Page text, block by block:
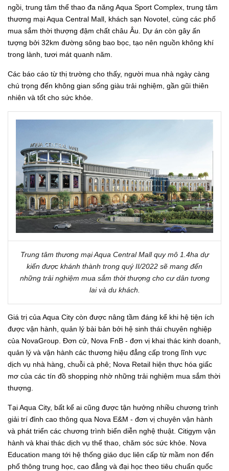
ngồi, trung tâm thể thao đa năng Aqua Sport Complex, trung tâm
thương mại Aqua Central Mall, khách sạn Novotel, cùng các phố
mua sắm thời thượng đậm chất châu Âu. Dự án còn gây ấn
tượng bởi 32km đường sông bao bọc, tạo nên nguồn không khí
trong lành, tươi mát quanh năm.
Các báo cáo từ thị trường cho thấy, người mua nhà ngày càng
chú trọng đến không gian sống giàu trải nghiệm, gần gũi thiên
nhiên và tốt cho sức khỏe.
Trung tâm thương mại Aqua Central Mall quy mô 1.4ha dự
kiến được khánh thành trong quý II/2022 sẽ mang đến
những trải nghiệm mua sắm thời thượng cho cư dân tương
lai và du khách.
Giá trị của Aqua City còn được nâng tầm đáng kể khi hệ tiện ích
được vận hành, quản lý bài bản bởi hệ sinh thái chuyên nghiệp
của NovaGroup. Đơn cử, Nova FnB - đơn vị khai thác kinh doanh,
quản lý và vận hành các thương hiệu đẳng cấp trong lĩnh vực
dịch vụ nhà hàng, chuỗi cà phê; Nova Retail hiện thực hóa giấc
mơ của các tín đồ shopping nhờ những trải nghiệm mua sắm thời
thượng.
Tại Aqua City, bất kể ai cũng được tận hưởng nhiều chương trình
giải trí đỉnh cao thông qua Nova E&M - đơn vị chuyên vận hành
và phát triển các chương trình biển diễn nghệ thuật. Citigym vận
hành và khai thác dịch vụ thể thao, chăm sóc sức khỏe. Nova
Education mang tới hệ thống giáo dục liên cấp từ mầm non đến
phổ thông trung học, cao đẳng và đại học theo tiêu chuẩn quốc